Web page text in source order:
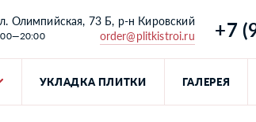
Олимпийская, 73 Б, р-н Кировский
order@plitkistroi.ru +7
УКЛАДКА ПЛИТКИ ГАЛЕРЕЯ